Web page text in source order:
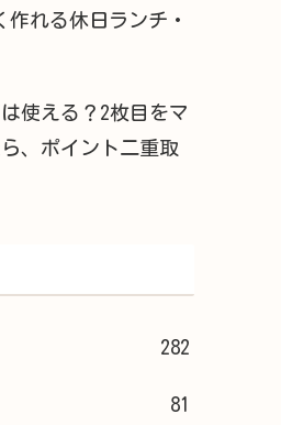
れる休日ランチ・
使える？2枚目をマ
、ポイント二重取
282
81